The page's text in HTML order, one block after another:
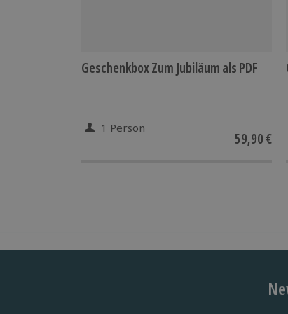
Geschenkbox Zum Jubiläum als PDF
1 Person
59,90 €